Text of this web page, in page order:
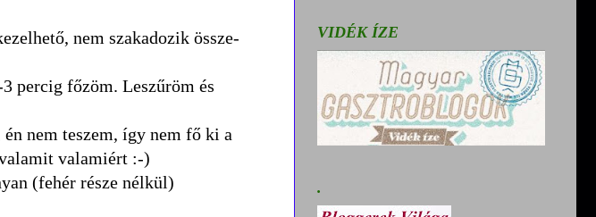
nem szakadozik össze-
percig főzöm. Leszűröm és
nem teszem, így nem fő ki a
valamiért :-)
(fehér része nélkül)
VIDÉK ÍZE
.